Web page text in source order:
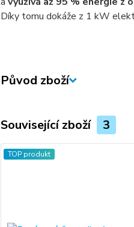
Díky tomu dokáže z 1 kW
Původ zboží
Související zboží 3
TOP produkt